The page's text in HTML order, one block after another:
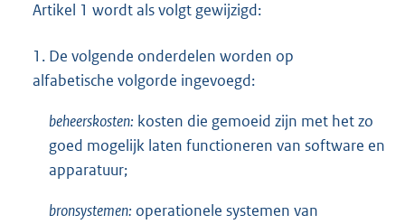
Artikel 1 wordt als volgt gewijzigd:
1. De volgende onderdelen worden op
alfabetische volgorde ingevoegd:
beheerskosten: kosten die gemoeid zijn met het zo
goed mogelijk laten functioneren van software en
apparatuur;
bronsystemen: operationele systemen van